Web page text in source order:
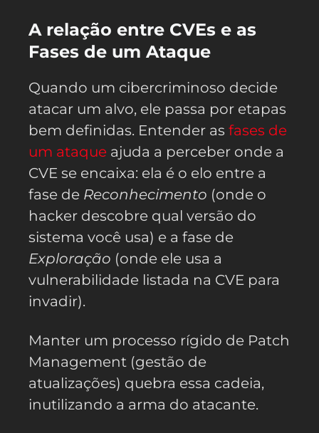
A relação entre CVEs e as
Fases de um Ataque
Quando um cibercriminoso decide
atacar um alvo, ele passa por etapas
bem definidas. Entender as fases de
um ataque ajuda a perceber onde a
CVE se encaixa: ela é o elo entre a
fase de Reconhecimento (onde o
hacker descobre qual versão do
sistema você usa) e a fase de
Exploração (onde ele usa a
vulnerabilidade listada na CVE para
invadir).
Manter um processo rígido de Patch
Management (gestão de
atualizações) quebra essa cadeia,
inutilizando a arma do atacante.